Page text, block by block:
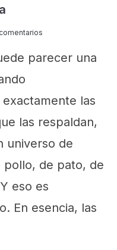
parecer una
las
las respaldan,
universo de
pollo, de pato, de
eso es
En esencia, las